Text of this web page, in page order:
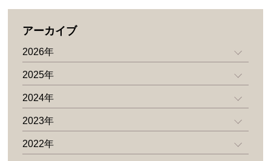
アーカイブ
2026年
2025年
2024年
2023年
2022年